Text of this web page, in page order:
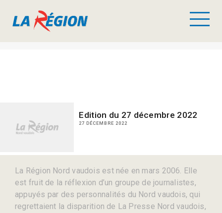
Edition du 27 décembre 2022
27 DÉCEMBRE 2022
La Région Nord vaudois est née en mars 2006. Elle
est fruit de la réflexion d’un groupe de journalistes,
appuyés par des personnalités du Nord vaudois, qui
regrettaient la disparition de La Presse Nord vaudois,